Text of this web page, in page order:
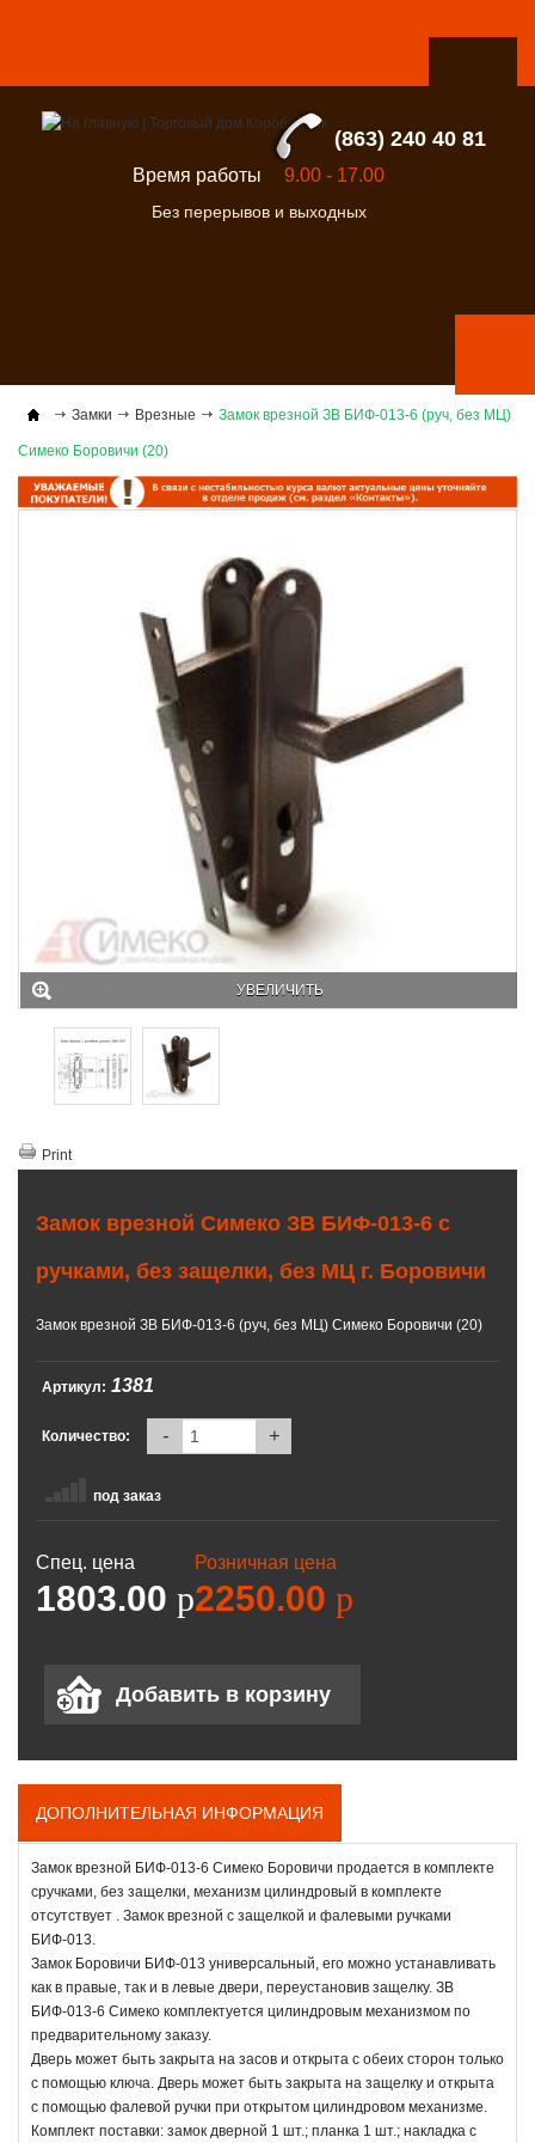
(863) 240 40 81
Время работы 9.00 - 17.00
Без перерывов и выходных
Замки Врезные Замок врезной ЗВ БИФ-013-6 (руч, без МЦ)
Симеко Боровичи (20)
УВЕЛИЧИТЬ
Print
Замок врезной Симеко ЗВ БИФ-013-6 с
ручками, без защелки, без МЦ г. Боровичи
Замок врезной ЗВ БИФ-013-6 (руч, без МЦ) Симеко Боровичи (20)
Артикул: 1381
Количество: - +
под заказ
Спец. цена
1803.00 p
Розничная цена
2250.00 p
ДОПОЛНИТЕЛЬНАЯ ИНФОРМАЦИЯ
Замок врезной БИФ-013-6 Симеко Боровичи продается в комплекте
сручками, без защелки, механизм цилиндровый в комплекте
отсутствует . Замок врезной с защелкой и фалевыми ручками
БИФ-013.
Замок Боровичи БИФ-013 универсальный, его можно устанавливать
как в правые, так и в левые двери, переустановив защелку. ЗВ
БИФ-013-6 Симеко комплектуется цилиндровым механизмом по
предварительному заказу.
Дверь может быть закрыта на засов и открыта с обеих сторон только
с помощью ключа. Дверь может быть закрыта на защелку и открыта
с помощью фалевой ручки при открытом цилиндровом механизме.
Комплект поставки: замок дверной 1 шт.; планка 1 шт.; накладка с